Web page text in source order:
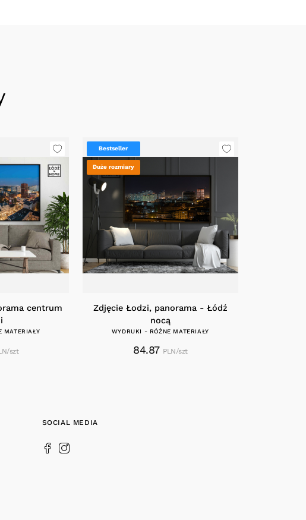
centrum
MATERIAŁY
szt
Bestseller
Duże rozmiary
Zdjęcie Łodzi, panorama - Łódź
nocą
WYDRUKI - RÓŻNE MATERIAŁY
84.87 PLN/szt
SOCIAL MEDIA